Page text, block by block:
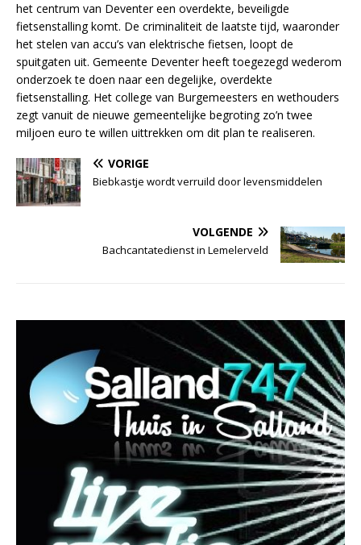
het centrum van Deventer een overdekte, beveiligde
fietsenstalling komt. De criminaliteit de laatste tijd, waaronder
het stelen van accu’s van elektrische fietsen, loopt de
spuitgaten uit. Gemeente Deventer heeft toegezegd wederom
onderzoek te doen naar een degelijke, overdekte
fietsenstalling. Het college van Burgemeesters en wethouders
zegt vanuit de nieuwe gemeentelijke begroting zo’n twee
miljoen euro te willen uittrekken om dit plan te realiseren.
VORIGE
Biebkastje wordt verruild door levensmiddelen
VOLGENDE
Bachcantatedienst in Lemelerveld